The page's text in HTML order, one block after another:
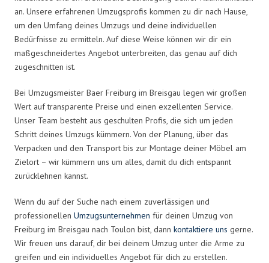
an. Unsere erfahrenen Umzugsprofis kommen zu dir nach Hause,
um den Umfang deines Umzugs und deine individuellen
Bedürfnisse zu ermitteln. Auf diese Weise können wir dir ein
maßgeschneidertes Angebot unterbreiten, das genau auf dich
zugeschnitten ist.
Bei Umzugsmeister Baer Freiburg im Breisgau legen wir großen
Wert auf transparente Preise und einen exzellenten Service.
Unser Team besteht aus geschulten Profis, die sich um jeden
Schritt deines Umzugs kümmern. Von der Planung, über das
Verpacken und den Transport bis zur Montage deiner Möbel am
Zielort – wir kümmern uns um alles, damit du dich entspannt
zurücklehnen kannst.
Wenn du auf der Suche nach einem zuverlässigen und
professionellen Umzugsunternehmen für deinen Umzug von
Freiburg im Breisgau nach Toulon bist, dann kontaktiere uns gerne.
Wir freuen uns darauf, dir bei deinem Umzug unter die Arme zu
greifen und ein individuelles Angebot für dich zu erstellen.